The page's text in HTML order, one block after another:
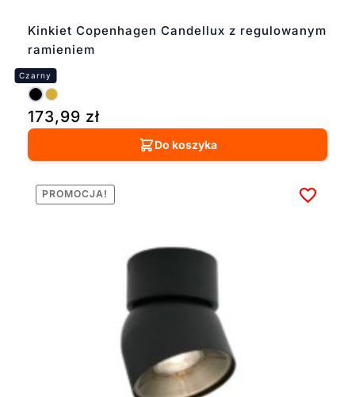
Kinkiet Copenhagen Candellux z regulowanym
ramieniem
173,99 zł
Do koszyka
PROMOCJA!